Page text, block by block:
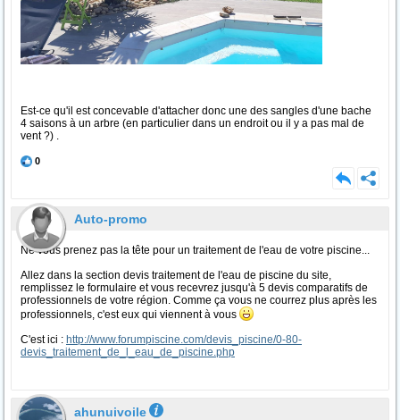
Est-ce qu'il est concevable d'attacher donc une des sangles d'une bache
4 saisons à un arbre (en particulier dans un endroit ou il y a pas mal de
vent ?) .
0
Auto-promo
Ne vous prenez pas la tête pour un traitement de l'eau de votre piscine...
Allez dans la section devis traitement de l'eau de piscine du site,
remplissez le formulaire et vous recevrez jusqu'à 5 devis comparatifs de
professionnels de votre région. Comme ça vous ne courrez plus après les
professionnels, c'est eux qui viennent à vous
C'est ici : http://www.forumpiscine.com/devis_piscine/0-80-
devis_traitement_de_l_eau_de_piscine.php
ahunuivoile